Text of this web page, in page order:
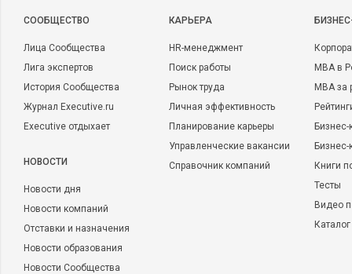
CООБЩЕСТВО
Лица Сообщества
Лига экспертов
История Сообщества
Журнал Executive.ru
Executive отдыхает
НОВОСТИ
Новости дня
Новости компаний
Отставки и назначения
Новости образования
Новости Сообщества
КАРЬЕРА
HR-менеджмент
Поиск работы
Рынок труда
Личная эффективность
Планирование карьеры
Управленческие вакансии
Справочник компаний
MBA в
MBA
Бизнес-
Книги
Тесты
Видео